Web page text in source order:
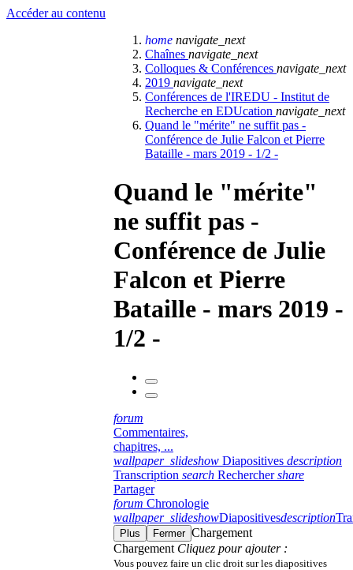
Accéder au contenu
home navigate_next
Chaînes navigate_next
Colloques & Conférences navigate_next
2019 navigate_next
Conférences de l'IREDU - Institut de
Recherche en EDUcation navigate_next
Quand le "mérite" ne suffit pas -
Conférence de Julie Falcon et Pierre
Bataille - mars 2019 - 1/2 -
Quand le "mérite"
ne suffit pas -
Conférence de Julie
Falcon et Pierre
Bataille - mars 2019 -
1/2 -
forum
Commentaires,
chapitres, ...
wallpaper_slideshow Diapositives description
Transcription search Rechercher share
Partager
forum Chronologie
wallpaper_slideshowDiapositivesdescription
Plus Fermer Chargement
Chargement Cliquez pour ajouter :
Vous pouvez faire un clic droit sur les diapositives